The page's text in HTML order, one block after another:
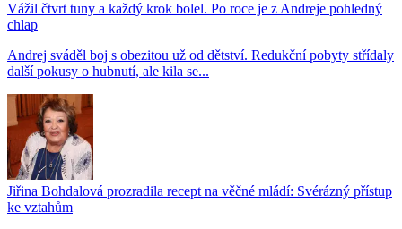
Vážil čtvrt tuny a každý krok bolel. Po roce je z Andreje pohledný
chlap
Andrej sváděl boj s obezitou už od dětství. Redukční pobyty střídaly
další pokusy o hubnutí, ale kila se...
Jiřina Bohdalová prozradila recept na věčné mládí: Svérázný přístup
ke vztahům